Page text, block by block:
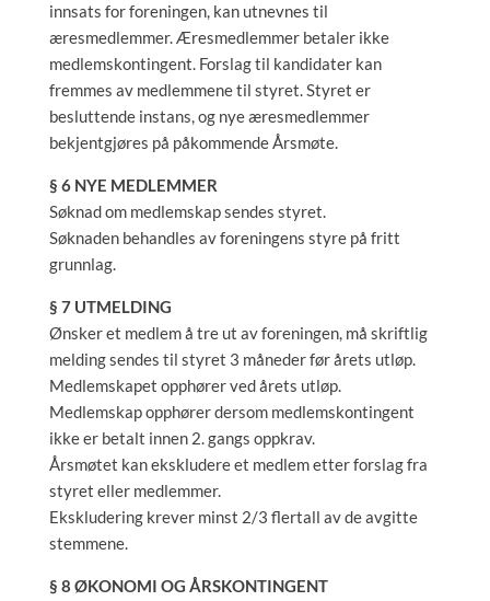
innsats for foreningen, kan utnevnes til
æresmedlemmer. Æresmedlemmer betaler ikke
medlemskontingent. Forslag til kandidater kan
fremmes av medlemmene til styret. Styret er
besluttende instans, og nye æresmedlemmer
bekjentgjøres på påkommende Årsmøte.
§ 6 NYE MEDLEMMER
Søknad om medlemskap sendes styret.
Søknaden behandles av foreningens styre på fritt
grunnlag.
§ 7 UTMELDING
Ønsker et medlem å tre ut av foreningen, må skriftlig
melding sendes til styret 3 måneder før årets utløp.
Medlemskapet opphører ved årets utløp.
Medlemskap opphører dersom medlemskontingent
ikke er betalt innen 2. gangs oppkrav.
Årsmøtet kan ekskludere et medlem etter forslag fra
styret eller medlemmer.
Ekskludering krever minst 2/3 flertall av de avgitte
stemmene.
§ 8 ØKONOMI OG ÅRSKONTINGENT